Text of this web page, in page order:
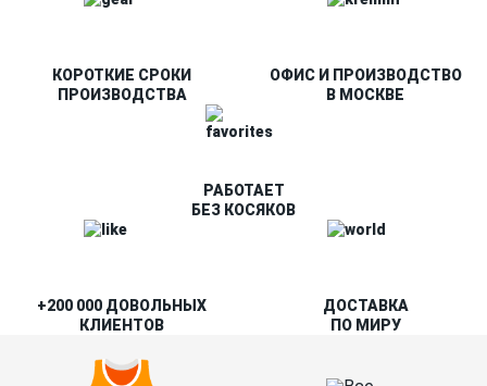
КОРОТКИЕ СРОКИ
ПРОИЗВОДСТВА
ОФИС И ПРОИЗВОДСТВО
В МОСКВЕ
РАБОТАЕТ
БЕЗ КОСЯКОВ
+200 000 ДОВОЛЬНЫХ
КЛИЕНТОВ
ДОСТАВКА
ПО МИРУ